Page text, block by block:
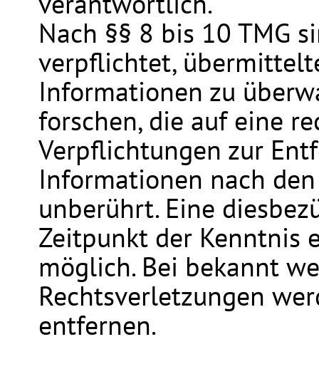
Nach §§ 8 bis 10 TMG
verpflichtet,
Informationen zu
forschen, die auf eine
Verpflichtungen zur
Informationen nach
unberührt. Eine
Zeitpunkt der Kenntnis
möglich. Bei bekannt
Rechtsverletzungen
entfernen.